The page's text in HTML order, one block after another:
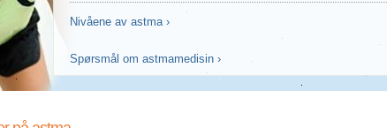
Nivåene av astma ›
Spørsmål om astmamedisin ›
Unngå astma utløser ›